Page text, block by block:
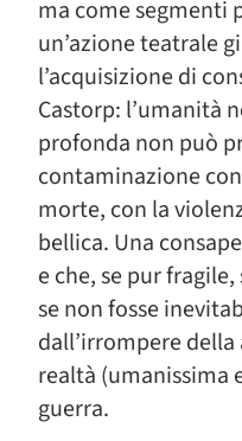
ma come segmenti
un’azione teatrale
l’acquisizione di
Castorp: l’umanità
profonda non può
contaminazione
morte, con la
bellica. Una
e che, se pur
se non fosse
dall’irrompere
realtà (umanissima
guerra.